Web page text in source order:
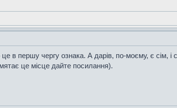
в першу чергу ознака. А дарів, по-моєму, є сім,
це місце дайте посилання).